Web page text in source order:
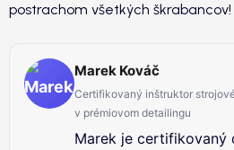
postrachom všetkých škrabancov!
Marek Kováč
Certifikovaný inštruktor
v prémiovom detailingu
Marek je certifikovaný